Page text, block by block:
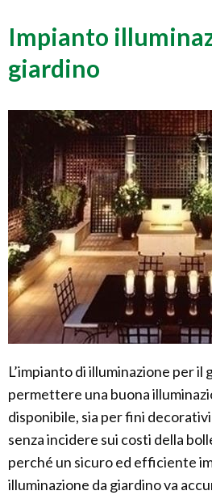
Impianto
giardino
L’impianto di illuminazione per il
permettere una buona
disponibile, sia per fini
senza incidere sui costi della
perché un sicuro ed efficiente
illuminazione da giardino va